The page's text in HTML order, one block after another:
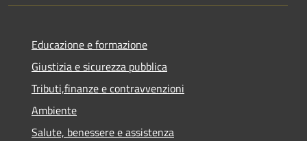
Educazione e formazione
Giustizia e sicurezza pubblica
Tributi,finanze e contravvenzioni
Ambiente
Salute, benessere e assistenza